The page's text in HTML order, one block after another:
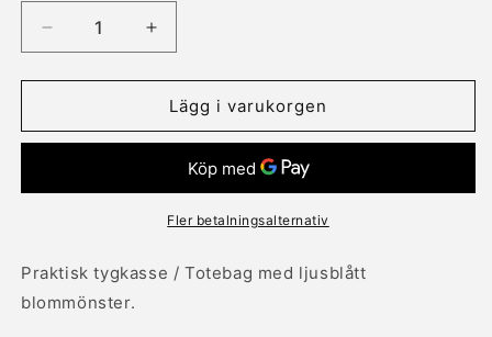
Minska
kvantitet
för
tygkasse
handtag
Öka
kvantitet
för
Ekologisk
tygkasse
långa
handtag
ljusblått
Lägg i varukorgen
Fler betalningsalternativ
Praktisk tygkasse / Totebag med ljusblått
blommönster.